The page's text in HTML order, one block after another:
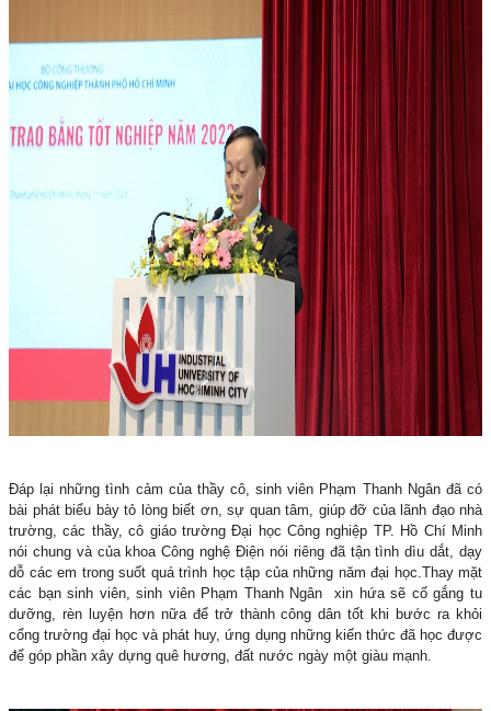
Đáp lại những tình cảm của thầy cô, sinh viên Phạm Thanh Ngân đã có
bài phát biểu bày tỏ lòng biết ơn, sự quan tâm, giúp đỡ của lãnh đạo nhà
trường, các thầy, cô giáo trường Đại học Công nghiệp TP. Hồ Chí Minh
nói chung và của khoa Công nghệ Điện nói riêng đã tận tình dìu dắt, dạy
dỗ các em trong suốt quá trình học tập của những năm đại học.Thay mặt
các bạn sinh viên, sinh viên Phạm Thanh Ngân xin hứa sẽ cố gắng tu
dưỡng, rèn luyện hơn nữa để trở thành công dân tốt khi bước ra khỏi
cổng trường đại học và phát huy, ứng dụng những kiến thức đã học được
để góp phần xây dựng quê hương, đất nước ngày một giàu mạnh.